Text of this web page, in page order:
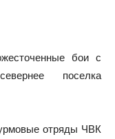
бои с
поселка
отряды ЧВК